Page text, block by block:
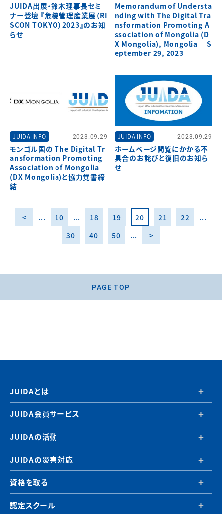
JUIDA出展・鈴木理事長セミ
ナー登壇 『危機管理産業展（RI
SCON TOKYO）2023』のお知
らせ
Memorandum of Understa
nding with The Digital Tra
nsformation Promoting A
ssociation of Mongolia (D
X Mongolia), Mongolia S
eptember 29, 2023
JUIDA INFO 2023.09.29
モンゴル国の The Digital Tr
ansformation Promoting
Association of Mongolia
(DX Mongolia)と協力覚書締
結
JUIDA INFO 2023.09.29
ホームページ閲覧にかかる不
具合のお詫びと復旧のお知ら
せ
< ... 10 ... 18 19 20 21 22
...
30
40 50 ... >
PAGE TOP
JUIDAとは
JUIDA会員サービス
JUIDAの活動
JUIDAの災害対応
資格を取る
認定スクール